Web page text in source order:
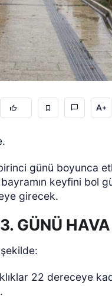
A+
günü boyunca
keyfini bol
girecek.
GÜNÜ
22 dereceye